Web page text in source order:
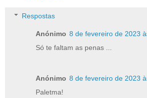
Respostas
Anónimo 8 de fevereiro de 2023
Só te faltam as penas ...
Anónimo 8 de fevereiro de 2023
Paletma!